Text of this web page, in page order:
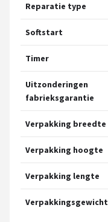
Reparatie type
Softstart
Timer
Uitzonderingen
fabrieksgarantie
Verpakking breedte
Verpakking hoogte
Verpakking lengte
Verpakkingsgewicht